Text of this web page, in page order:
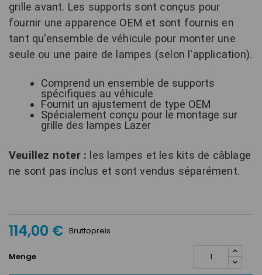
grille avant. Les supports sont conçus pour
fournir une apparence OEM et sont fournis en
tant qu'ensemble de véhicule pour monter une
seule ou une paire de lampes (selon l'application).
Comprend un ensemble de supports
spécifiques au véhicule
Fournit un ajustement de type OEM
Spécialement conçu pour le montage sur
grille des lampes Lazer
Veuillez noter : les lampes et les kits de câblage
ne sont pas inclus et sont vendus séparément.
114,00 € Bruttopreis
Menge